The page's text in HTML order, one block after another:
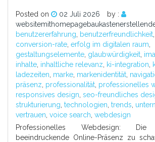
Posted on 02 Juli 2026
by :
benutzererfahrung
benutzerfreundlichkeit
conversion-rate erfolg im digitalen raum
gestaltungselemente glaubwürdigkeit
inhalte inhaltliche relevanz ki-integration
ladezeiten marke markenidentität
präsenz professionalität professionelles
responsives design seo-freundliches
strukturierung technologien trends
vertrauen voice search webdesign
Professionelles Webdesign:
beeindruckende Online-Präsenz zu